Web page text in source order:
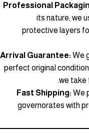
Professional
its nature; we
protective layers
Arrival Guarantee: We
perfect original
we take
Fast Shipping: We
governorates with